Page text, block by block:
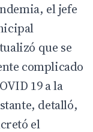
el jefe
que se
complicado
19 a la
detalló,
el